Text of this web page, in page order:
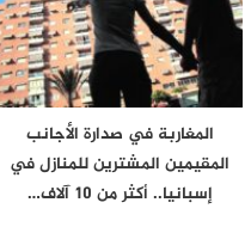
المغاربة في صدارة الأجانب
المقيمين المشترين للمنازل في
إسبانيا.. أكثر من 10 آلاف…